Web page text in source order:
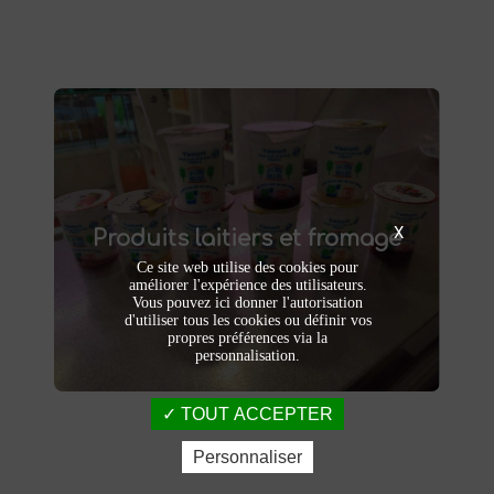
Produits laitiers et fromage
Produits laitiers et fromage
produits laitiers et fromages à
Saint-Saulve
. Yaourts crémeux, fromages
affinés et autres délices laitiers vous
attendent dans notre ferme. Livraison et
vente directe à la ferme pour une fraîcheur
garantie.
X
Ce site web utilise des cookies pour
améliorer l'expérience des utilisateurs.
Vous pouvez ici donner l'autorisation
d'utiliser tous les cookies ou définir vos
propres préférences via la
personnalisation.
TOUT ACCEPTER
Personnaliser